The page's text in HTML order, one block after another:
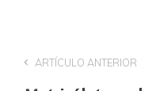
ARTÍCULO ANTERIOR